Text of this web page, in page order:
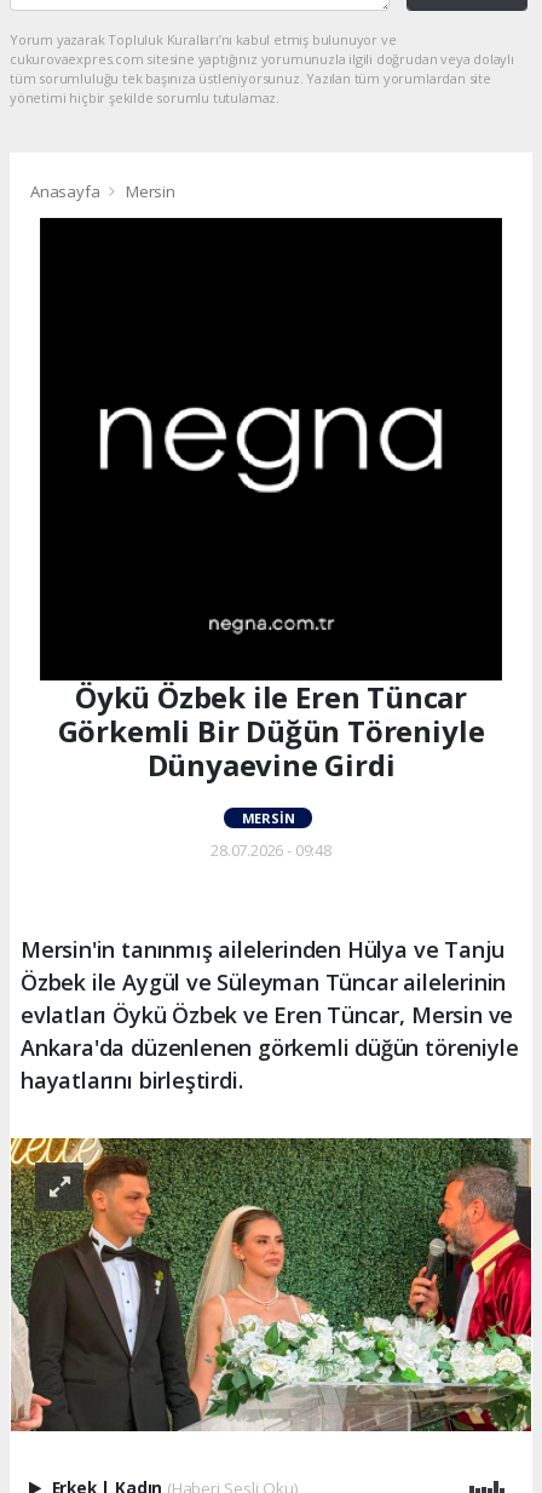
Yorum yazarak Topluluk Kuralları’nı kabul etmiş bulunuyor ve
cukurovaexpres.com sitesine yaptığınız yorumunuzla ilgili doğrudan veya dolaylı
tüm sorumluluğu tek başınıza üstleniyorsunuz. Yazılan tüm yorumlardan site
yönetimi hiçbir şekilde sorumlu tutulamaz.
Anasayfa Mersin
Öykü Özbek ile Eren Tüncar
Görkemli Bir Düğün Töreniyle
Dünyaevine Girdi
MERSIN
28.07.2026 - 09:48
Mersin'in tanınmış ailelerinden Hülya ve Tanju
Özbek ile Aygül ve Süleyman Tüncar ailelerinin
evlatları Öykü Özbek ve Eren Tüncar, Mersin ve
Ankara'da düzenlenen görkemli düğün töreniyle
hayatlarını birleştirdi.
Erkek | Kadın (Haberi Sesli Oku)